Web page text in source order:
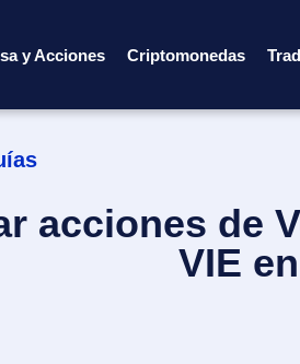
y Acciones Criptomonedas
acciones de
VIE